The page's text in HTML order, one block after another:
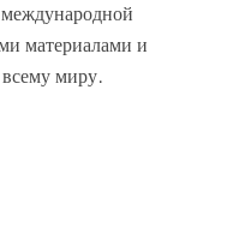
материалами и
миру.